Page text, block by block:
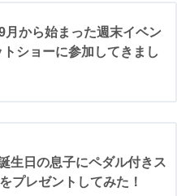
月から始まった週末イベン
トショーに参加してきまし
生日の息子にペダル付きス
プレゼントしてみた！